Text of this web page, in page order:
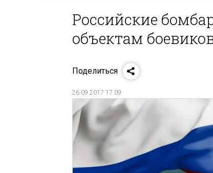
Российские
объектам
Поделиться
26.09.2017 17:09